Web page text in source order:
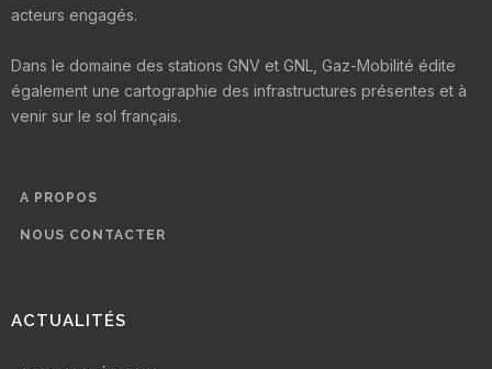
acteurs engagés.
Dans le domaine des stations GNV et GNL, Gaz-Mobilité édite
également une cartographie des infrastructures présentes et à
venir sur le sol français.
A PROPOS
NOUS CONTACTER
ACTUALITÉS